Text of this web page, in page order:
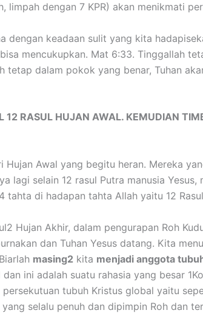
limpah dengan 7 KPR) akan menikmati
dengan keadaan sulit yang kita
mencukupkan. Mat 6:33. Tinggallah
tetap dalam pokok yang benar, Tuhan
12 RASUL HUJAN AWAL. KEMUDIAN
Hujan Awal yang begitu heran. Mereka
lagi selain 12 rasul Putra manusia
tahta di hadapan tahta Allah yaitu 12
Hujan Akhir, dalam pengurapan Roh
dan Tuhan Yesus datang. Kita
masing2 kita menjadi anggota
ini adalah suatu rahasia yang besar
persekutuan tubuh Kristus global yaitu
selalu penuh dan dipimpin Roh dan